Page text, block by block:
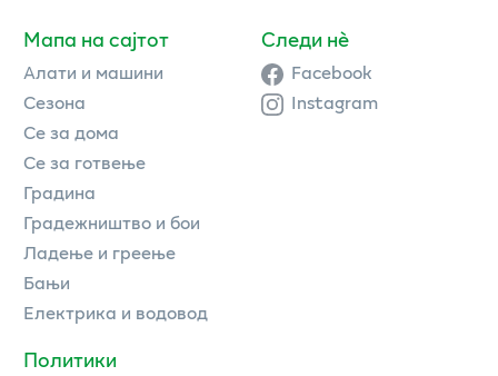
Мапа на сајтот
Алати и машини
Сезона
Се за дома
Се за готвење
Градина
Градежништво и бои
Ладење и греење
Бањи
Електрика и водовод
Политики
Следи нè
Facebook
Instagram